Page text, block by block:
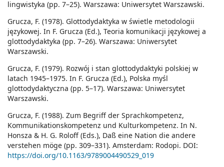
lingwistyka (pp. 7–25). Warszawa: Uniwersytet Warszawski.
Grucza, F. (1978). Glottodydaktyka w świetle metodologii
językowej. In F. Grucza (Ed.), Teoria komunikacji językowej a
glottodydaktyka (pp. 7–26). Warszawa: Uniwersytet
Warszawski.
Grucza, F. (1979). Rozwój i stan glottodydaktyki polskiej w
latach 1945–1975. In F. Grucza (Ed.), Polska myśl
glottodydaktyczna (pp. 5–17). Warszawa: Uniwersytet
Warszawski.
Grucza, F. (1988). Zum Begriff der Sprachkompetenz,
Kommunikationskompetenz und Kulturkompetenz. In N.
Honsza & H. G. Roloff (Eds.), Daß eine Nation die andere
verstehen möge (pp. 309–331). Amsterdam: Rodopi. DOI:
https://doi.org/10.1163/9789004490529_019